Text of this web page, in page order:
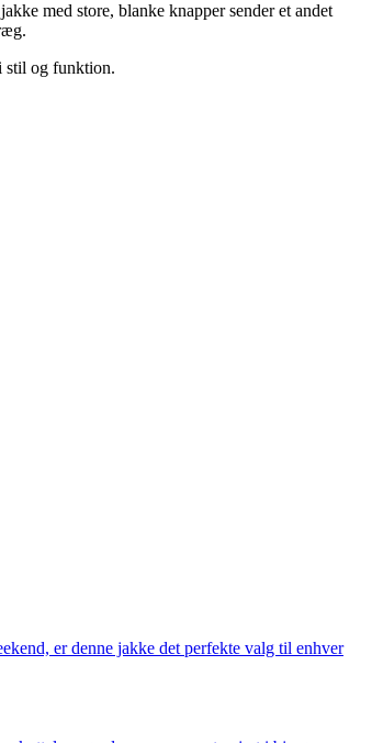
med store, blanke knapper sender et andet
stil og funktion.
er denne jakke det perfekte valg til enhver